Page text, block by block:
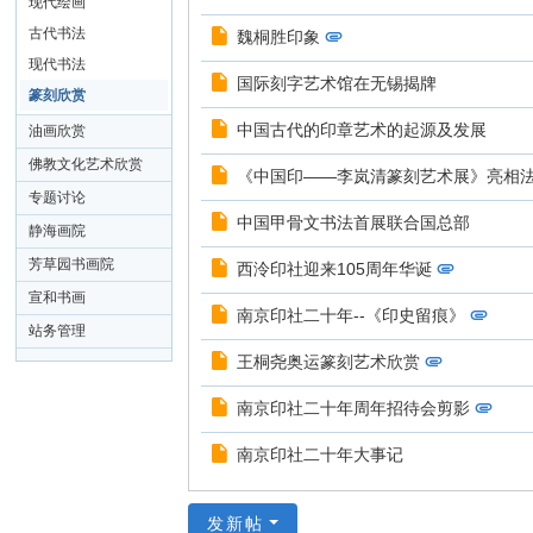
古代书法
现代书法
篆刻欣赏
油画欣赏
佛教文化艺术欣赏
专题讨论
静海画院
芳草园书画院
宣和书画
站务管理
魏桐胜印象
国际刻字艺术馆在无锡揭牌
中国古代的印章艺术的起源及发展
《中国印——李岚清篆刻艺术展》亮相
中国甲骨文书法首展联合国总部
西泠印社迎来105周年华诞
南京印社二十年--《印史留痕》
王桐尧奥运篆刻艺术欣赏
南京印社二十年周年招待会剪影
南京印社二十年大事记
发新帖